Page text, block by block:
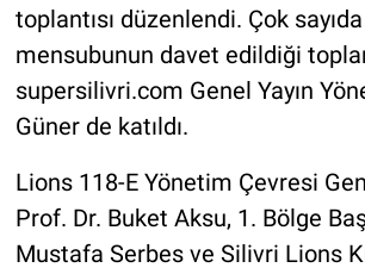
toplantısı düzenlendi. Çok
mensubunun davet edildiği
supersilivri.com Genel Yayın
Güner de katıldı.
Lions 118-E Yönetim Çevresi
Prof. Dr. Buket Aksu, 1. Bölge
Mustafa Serbes ve Silivri Lions